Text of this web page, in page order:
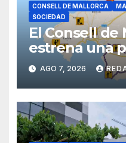
CONSELL DE MALLORCA
SOCIEDAD
El Consell de
estrena una
inteligente de
viarias en
AGO 7, 2026